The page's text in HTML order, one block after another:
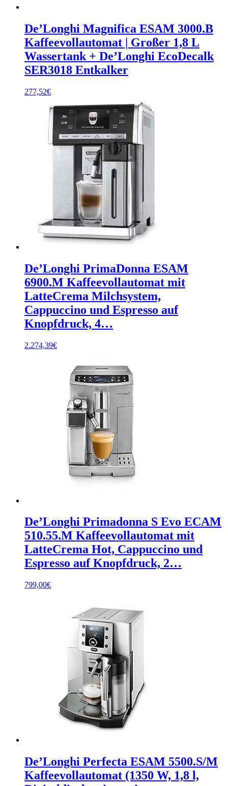
De’Longhi Magnifica ESAM 3000.B
Kaffeevollautomat | Großer 1,8 L
Wassertank + De’Longhi EcoDecalk
SER3018 Entkalker
277,52€
De’Longhi PrimaDonna ESAM
6900.M Kaffeevollautomat mit
LatteCrema Milchsystem,
Cappuccino und Espresso auf
Knopfdruck, 4…
2.274,39€
De’Longhi Primadonna S Evo ECAM
510.55.M Kaffeevollautomat mit
LatteCrema Hot, Cappuccino und
Espresso auf Knopfdruck, 2…
799,00€
De’Longhi Perfecta ESAM 5500.S/M
Kaffeevollautomat (1350 W, 1,8 l,